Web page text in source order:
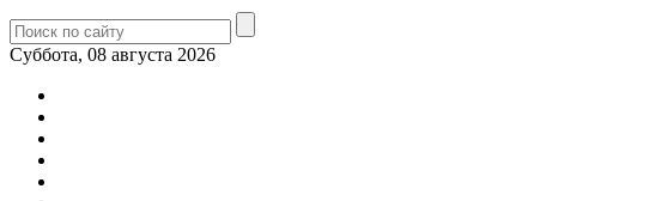
Суббота, 08 августа 2026